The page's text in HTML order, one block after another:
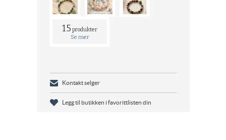
15 produkter
Se mer
Kontakt selger
Legg til butikken i favorittlisten din